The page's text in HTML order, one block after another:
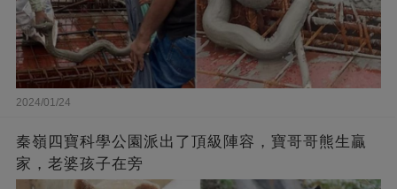
2024/01/24
秦嶺四寶科學公園派出了頂級陣容，寶哥哥熊生贏
家，老婆孩子在旁